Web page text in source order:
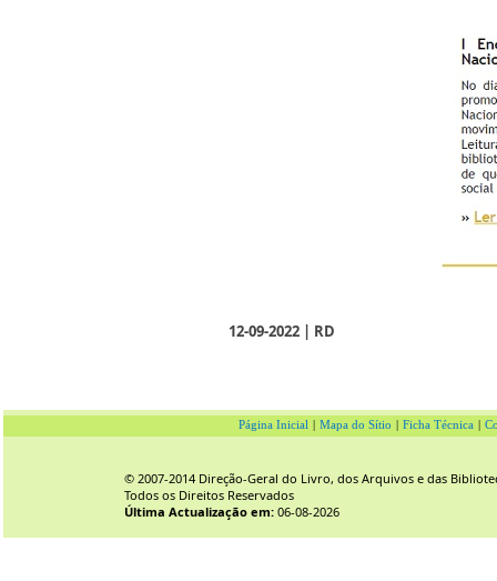
12-09-2022 | RD
Página Inicial Mapa do Sítio Ficha Técnica
© 2007-2014 Direção-Geral do Livro, dos Arquivos e das
Todos os Direitos Reservados
Última Actualização em: 06-08-2026